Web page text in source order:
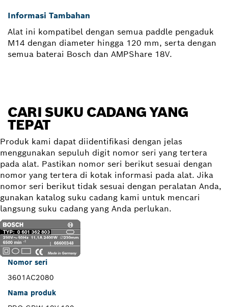
Informasi Tambahan
Alat ini kompatibel dengan semua paddle pengaduk
M14 dengan diameter hingga 120 mm, serta dengan
semua baterai Bosch dan AMPShare 18V.
CARI SUKU CADANG YANG
TEPAT
Produk kami dapat diidentifikasi dengan jelas
menggunakan sepuluh digit nomor seri yang tertera
pada alat. Pastikan nomor seri berikut sesuai dengan
nomor yang tertera di kotak informasi pada alat. Jika
nomor seri berikut tidak sesuai dengan peralatan Anda,
gunakan katalog suku cadang kami untuk mencari
langsung suku cadang yang Anda perlukan.
Nomor seri
3601AC2080
Nama produk